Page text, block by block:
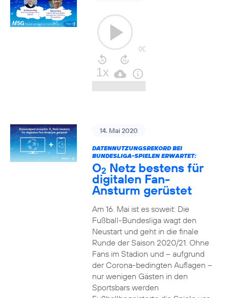
14. Mai 2020
DATENNUTZUNGSREKORD BEI
BUNDESLIGA-SPIELEN ERWARTET:
O2 Netz bestens für
digitalen Fan-
Ansturm gerüstet
Am 16. Mai ist es soweit: Die
Fußball-Bundesliga wagt den
Neustart und geht in die finale
Runde der Saison 2020/21. Ohne
Fans im Stadion und – aufgrund
der Corona-bedingten Auflagen –
nur wenigen Gästen in den
Sportsbars werden